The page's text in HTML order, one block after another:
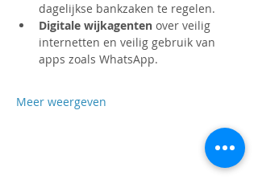
dagelijkse bankzaken te regelen.
Digitale wijkagenten over veilig
internetten en veilig gebruik van
apps zoals WhatsApp.
Meer weergeven